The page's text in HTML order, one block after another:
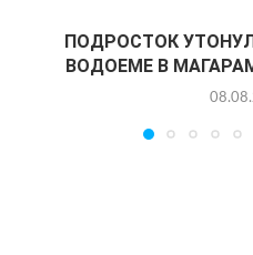
ПОДРОСТОК
ВОДОЕМЕ В